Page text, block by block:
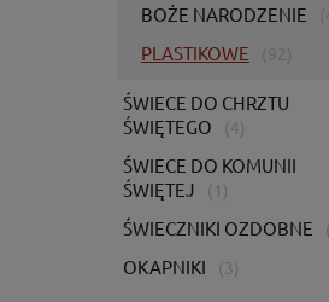
BOŻE NARODZENIE
PLASTIKOWE
ŚWIECE DO CHRZTU
ŚWIĘTEGO
(4)
ŚWIECE DO KOMUNII
ŚWIĘTEJ
(1)
ŚWIECZNIKI OZDOBNE
OKAPNIKI (3)